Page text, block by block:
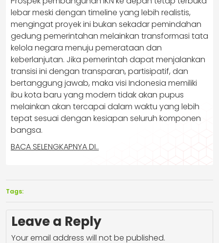
lebar meski dengan timeline yang lebih realistis,
mengingat proyek ini bukan sekadar pemindahan
gedung pemerintahan melainkan transformasi tata
kelola negara menuju pemerataan dan
keberlanjutan. Jika pemerintah dapat menjalankan
transisi ini dengan transparan, partisipatif, dan
bertanggung jawab, maka visi Indonesia memiliki
ibu kota baru yang modern tidak akan pupus
melainkan akan tercapai dalam waktu yang lebih
tepat sesuai dengan kesiapan seluruh komponen
bangsa.
BACA SELENGKAPNYA DI..
Tags:
Leave a Reply
Your email address will not be published.